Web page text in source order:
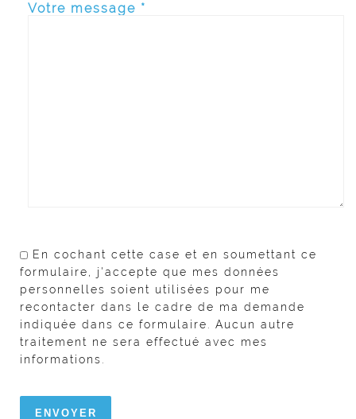
Votre message *
En cochant cette case et en soumettant ce
formulaire, j'accepte que mes données
personnelles soient utilisées pour me
recontacter dans le cadre de ma demande
indiquée dans ce formulaire. Aucun autre
traitement ne sera effectué avec mes
informations.